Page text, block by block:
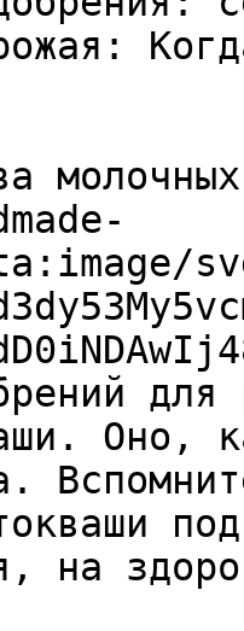
Оно,
на